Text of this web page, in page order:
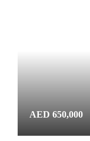
AED 650,000